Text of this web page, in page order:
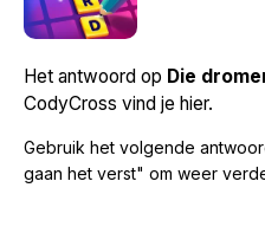
Het antwoord op Die
CodyCross vind je hier.
Gebruik het volgende
gaan het verst" om weer